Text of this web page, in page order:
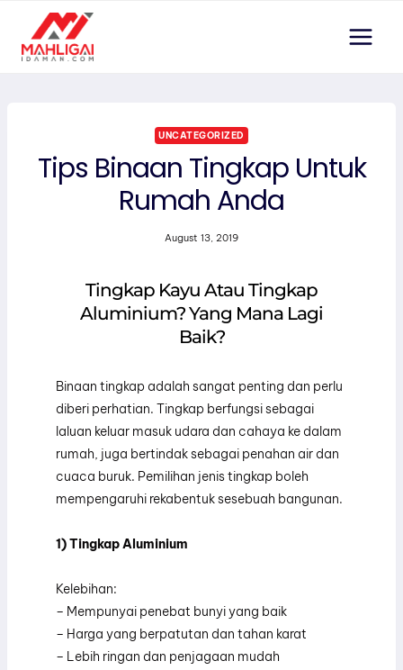
content
UNCATEGORIZED
Tips Binaan Tingkap Untuk
Rumah Anda
August 13, 2019
Tingkap Kayu Atau Tingkap
Aluminium? Yang Mana Lagi
Baik?
Binaan tingkap adalah sangat penting dan perlu
diberi perhatian. Tingkap berfungsi sebagai
laluan keluar masuk udara dan cahaya ke dalam
rumah, juga bertindak sebagai penahan air dan
cuaca buruk. Pemilihan jenis tingkap boleh
mempengaruhi rekabentuk sesebuah bangunan.
1) Tingkap Aluminium
Kelebihan:
– Mempunyai penebat bunyi yang baik
– Harga yang berpatutan dan tahan karat
– Lebih ringan dan penjagaan mudah